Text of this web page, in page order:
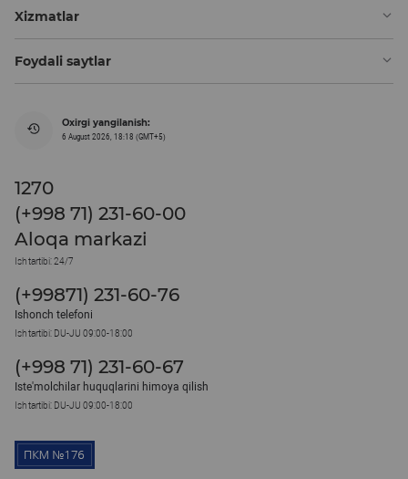
Xizmatlar
Foydali saytlar
Oxirgi yangilanish:
6 August 2026, 18:18 (GMT+5)
1270
(+998 71) 231-60-00
Aloqa markazi
Ish tartibi: 24/7
(+99871) 231-60-76
Ishonch telefoni
Ish tartibi: DU-JU 09:00-18:00
(+998 71) 231-60-67
Iste'molchilar huquqlarini himoya qilish
Ish tartibi: DU-JU 09:00-18:00